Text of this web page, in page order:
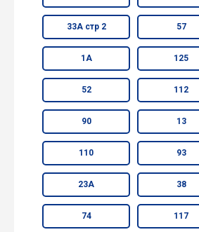
33А стр 2 57
1А 125
52 112
90 13
110 93
23А 38
74 117